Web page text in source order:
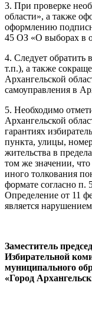
3. При проверке
области», а также
оформлению
45 ОЗ «О выборах в
4. Следует обратить
т.п.), а также
Архангельской
самоуправления в
5. Необходимо
Архангельской
гарантиях
пункта, улицы,
жительства в
том же значении,
иного толкования
формате согласно п.
Определение от 11
является
Заместитель
Избирательной
муниципального
«Город